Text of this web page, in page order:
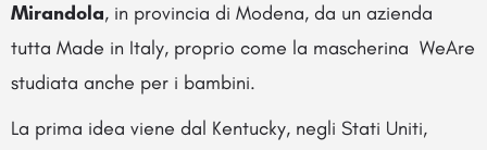
Mirandola, in provincia di Modena, da un azienda
tutta Made in Italy, proprio come la mascherina WeAre
studiata anche per i bambini.
La prima idea viene dal Kentucky, negli Stati Uniti,